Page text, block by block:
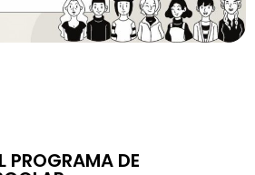
PROGRAMA DE